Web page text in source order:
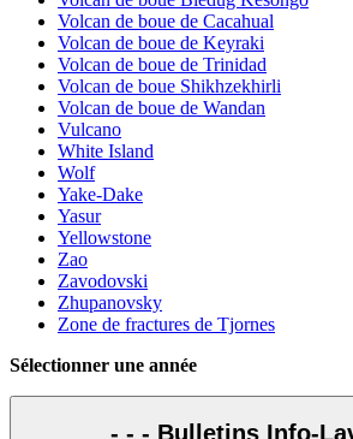
Volcan de boue de Cacahual
Volcan de boue de Keyraki
Volcan de boue de Trinidad
Volcan de boue Shikhzekhirli
Volcan de boue de Wandan
Vulcano
White Island
Wolf
Yake-Dake
Yasur
Yellowstone
Zao
Zavodovski
Zhupanovsky
Zone de fractures de Tjornes
Sélectionner une année
- - - Bulletins Info-